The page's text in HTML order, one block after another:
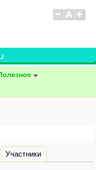
вкладка)
Участники